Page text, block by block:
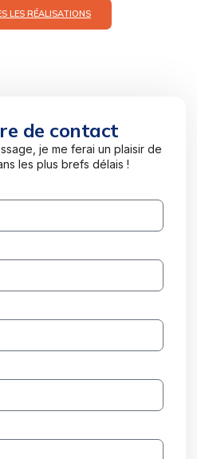
LES RÉALISATIONS
de contact
je me ferai un plaisir de
les plus brefs délais !